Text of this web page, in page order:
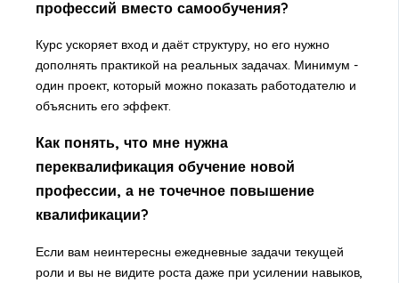
профессий вместо самообучения?
Курс ускоряет вход и даёт структуру, но его нужно
дополнять практикой на реальных задачах. Минимум -
один проект, который можно показать работодателю и
объяснить его эффект.
Как понять, что мне нужна
переквалификация обучение новой
профессии, а не точечное повышение
квалификации?
Если вам неинтересны ежедневные задачи текущей
роли и вы не видите роста даже при усилении навыков,